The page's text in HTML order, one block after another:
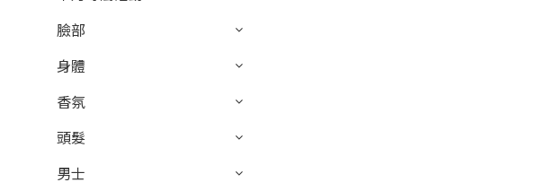
臉部
身體
香氛
頭髮
男士